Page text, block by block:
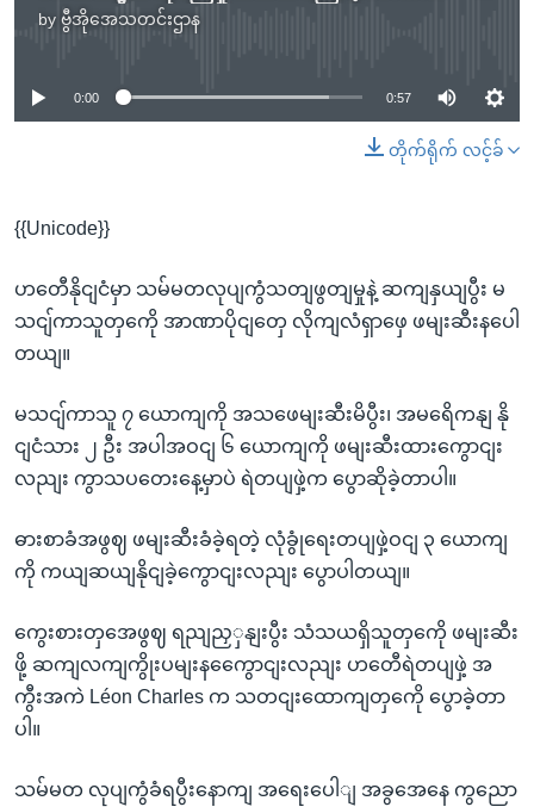
by ဗွီအိုအေသတင်းဌာန
No media source currently available
0:00 0:57
တိုက်ရိုက် လင့်ခ်
{{Unicode}}
ဟတေီနိုငျငံမှာ သမ်မတလုပျကွံသတျဖွတျမှုနဲ့ ဆကျနှယျပွီး မ
သငျ်ကာသူတှကေို အာဏာပိုငျတှေ လိုကျလံရှာဖှေ ဖမျးဆီးနပေါ
တယျ။
မသငျ်ကာသူ ၇ ယောကျကို အသဖေမျးဆီးမိပွီး၊ အမရေိကနျ နို
ငျငံသား ၂ ဦး အပါအဝငျ ၆ ယောကျကို ဖမျးဆီးထားကွောငျး
လညျး ကွာသပတေးနေ့မှာပဲ ရဲတပျဖှဲ့က ပွောဆိုခဲ့တာပါ။
ဓားစာခံအဖွဈ ဖမျးဆီးခံခဲ့ရတဲ့ လုံခွုံရေးတပျဖှဲ့ဝငျ ၃ ယောကျ
ကို ကယျဆယျနိုငျခဲ့ကွောငျးလညျး ပွောပါတယျ။
ကွေးစားတှအေဖွဈ ရညျညှှနျးပွီး သံသယရှိသူတှကေို ဖမျးဆီး
ဖို့ ဆကျလကျကွိုးပမျးနကွေောငျးလညျး ဟတေီရဲတပျဖှဲ့ အ
ကွီးအကဲ Léon Charles က သတငျးထောကျတှကေို ပွောခဲ့တာ
ပါ။
သမ်မတ လုပျကွံခံရပွီးနောကျ အရေးပေါျ အခွအေနေ ကွညော